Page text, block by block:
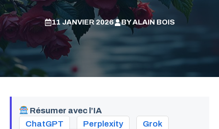
11 JANVIER 2026 BYALAIN BOIS
Résumer avec l’IA
ChatGPT
Perplexity
Grok